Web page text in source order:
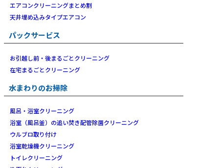
エアコンクリーニングまとめ割
天井埋め込みタイプエアコン
パックサービス
お引越し前・後まるごとクリーニング
在宅まるごとクリーニング
水まわりのお掃除
風呂・浴室クリーニング
浴室（風呂釜）の追い焚き配管除菌クリーニング
ウルブロ取り付け
浴室乾燥機クリーニング
トイレクリーニング